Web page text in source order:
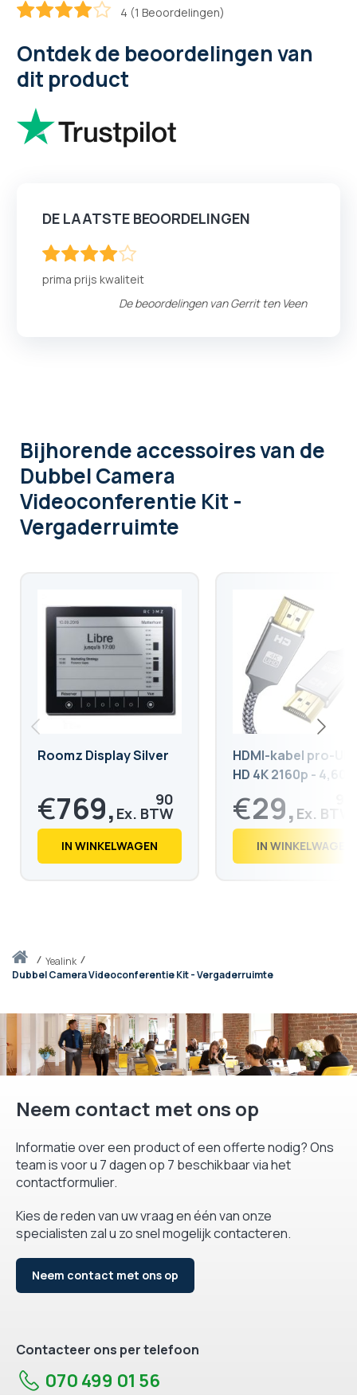
Thuisyealink
Dubbel Camera Videoconferentie Kit - Vergaderruimte
4 (1 Beoordelingen)
Ontdek de beoordelingen van
dit product
DE LAATSTE BEOORDELINGEN
prima prijs kwaliteit
De beoordelingen vanGerrit ten Veen
Bijhorende accessoiresvan de
Dubbel Camera
Videoconferentie Kit -
Vergaderruimte
Roomz Display Silver
€769, 90
€ 931,
IN WINKELWAGEN
HDMI-kabel pro-
HD 4K 2160p - 4,60m
€29,
€ 36,IN WINKELWAGEN
Neem contact met ons op
Informatie over een product of een offerte nodig? Ons
team is voor u 7 dagen op 7 beschikbaar via het
contactformulier.
Kies de reden van uw vraag en één van onze
specialisten zal u zo snel mogelijk contacteren.
Neem contact met ons op
Contacteer ons per telefoon
070 499 01 56